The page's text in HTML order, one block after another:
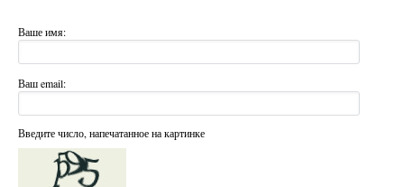
Ваше имя:
Ваш email:
Введите число, напечатанное на картинке